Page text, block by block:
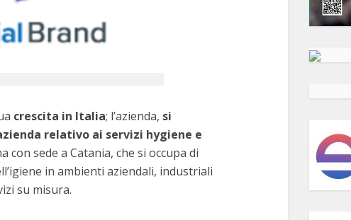
crescita in Italia; l’azienda, si
relativo ai servizi hygiene e
con sede a Catania, che si occupa di
in ambienti aziendali, industriali
su misura.